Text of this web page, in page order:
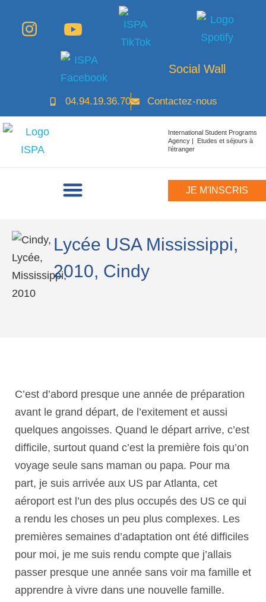
Social Wall
04.94.19.36.70 Contactez-nous
International Student Programs
Agency | Etudes et séjours à
l’étranger
JE M'INSCRIS
Lycée USA Mississippi,
2010, Cindy
C’est d’abord presque une année de préparation
avant le grand départ, de l’exitement et aussi
quelques angoisses. Quand le départ arrive, c’est
difficile, surtout quand c’est la première fois qu’on
voyage seule sans maman ou papa. Pour ma
part, je suis arrivée aux US par Atlanta, cet
aéroport est l’un des plus occupés des US ce qui
a rendu les choses un peu plus complexes. Les
premières semaines d’adaptation ont été difficiles
pour moi, je me suis rendu compte que j’allais
passer presque une année sans voir ma famille et
apprendre à vivre dans une nouvelle famille.